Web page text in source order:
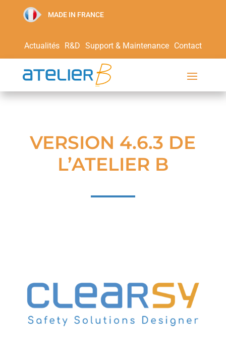
MADE IN FRANCE
Actualités R&D Support & Maintenance Contact
VERSION 4.6.3 DE
L’ATELIER B